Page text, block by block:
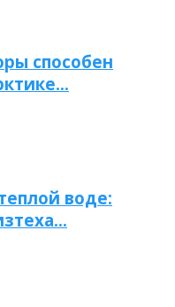
способен
воде: